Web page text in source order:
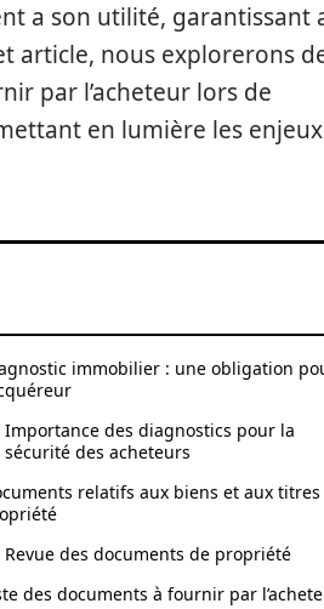
a son utilité, garantissant
article, nous explorerons
par l’acheteur lors de
en lumière les enjeux
immobilier : une obligation
Importance des diagnostics pour la
sécurité des acheteurs
relatifs aux biens et aux
Revue des documents de propriété
des documents à fournir par